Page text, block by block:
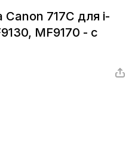
717C для i-
MF9170 - с